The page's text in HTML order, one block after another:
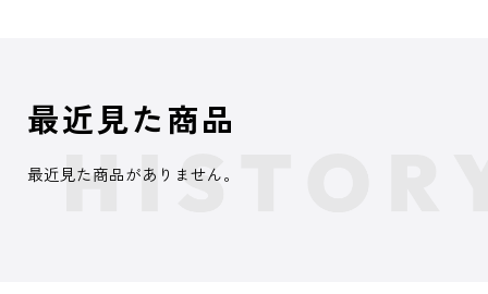
最近見た商品
最近見た商品がありません。